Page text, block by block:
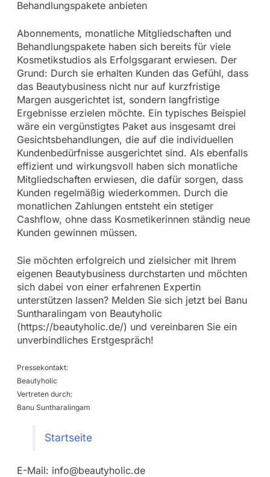
Behandlungspakete anbieten
Abonnements, monatliche Mitgliedschaften und
Behandlungspakete haben sich bereits für viele
Kosmetikstudios als Erfolgsgarant erwiesen. Der
Grund: Durch sie erhalten Kunden das Gefühl, dass
das Beautybusiness nicht nur auf kurzfristige
Margen ausgerichtet ist, sondern langfristige
Ergebnisse erzielen möchte. Ein typisches Beispiel
wäre ein vergünstigtes Paket aus insgesamt drei
Gesichtsbehandlungen, die auf die individuellen
Kundenbedürfnisse ausgerichtet sind. Als ebenfalls
effizient und wirkungsvoll haben sich monatliche
Mitgliedschaften erwiesen, die dafür sorgen, dass
Kunden regelmäßig wiederkommen. Durch die
monatlichen Zahlungen entsteht ein stetiger
Cashflow, ohne dass Kosmetikerinnen ständig neue
Kunden gewinnen müssen.
Sie möchten erfolgreich und zielsicher mit Ihrem
eigenen Beautybusiness durchstarten und möchten
sich dabei von einer erfahrenen Expertin
unterstützen lassen? Melden Sie sich jetzt bei Banu
Suntharalingam von Beautyholic
(https://beautyholic.de/) und vereinbaren Sie ein
unverbindliches Erstgespräch!
Pressekontakt:
Beautyholic
Vertreten durch:
Banu Suntharalingam
Startseite
E-Mail: info@beautyholic.de